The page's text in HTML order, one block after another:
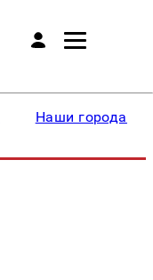
Наши города